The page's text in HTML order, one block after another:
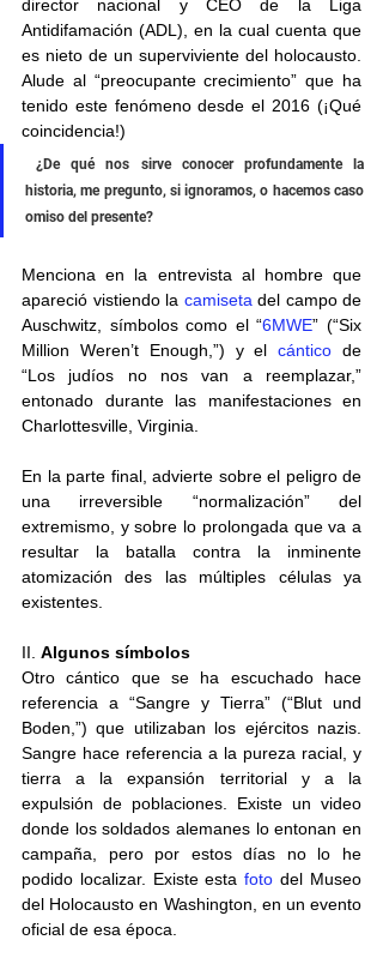
director nacional y CEO de la Liga
Antidifamación (ADL), en la cual cuenta que
es nieto de un superviviente del holocausto.
Alude al “preocupante crecimiento” que ha
tenido este fenómeno desde el 2016 (¡Qué
coincidencia!)
¿De qué nos sirve conocer profundamente la
historia, me pregunto, si ignoramos, o hacemos caso
omiso del presente?
Menciona en la entrevista al hombre que
apareció vistiendo la camiseta del campo de
Auschwitz, símbolos como el “6MWE” (“Six
Million Weren’t Enough,”) y el cántico de
“Los judíos no nos van a reemplazar,”
entonado durante las manifestaciones en
Charlottesville, Virginia.
En la parte final, advierte sobre el peligro de
una irreversible “normalización” del
extremismo, y sobre lo prolongada que va a
resultar la batalla contra la inminente
atomización des las múltiples células ya
existentes.
II. Algunos símbolos
Otro cántico que se ha escuchado hace
referencia a “Sangre y Tierra” (“Blut und
Boden,”) que utilizaban los ejércitos nazis.
Sangre hace referencia a la pureza racial, y
tierra a la expansión territorial y a la
expulsión de poblaciones. Existe un video
donde los soldados alemanes lo entonan en
campaña, pero por estos días no lo he
podido localizar. Existe esta foto del Museo
del Holocausto en Washington, en un evento
oficial de esa época.